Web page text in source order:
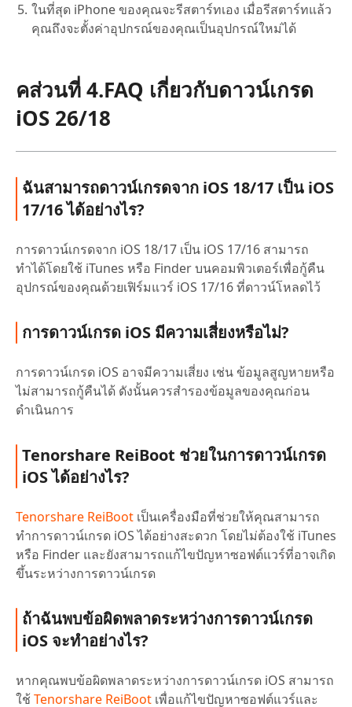
ในที่สุด iPhone ของคุณจะรีสตาร์ทเอง เมื่อรีสตาร์ทแล้ว
คุณถึงจะตั้งค่าอุปกรณ์ของคุณเป็นอุปกรณ์ใหม่ได้
คส่วนที่ 4.FAQ เกี่ยวกับดาวน์เกรด
iOS 26/18
ฉันสามารถดาวน์เกรดจาก iOS 18/17 เป็น iOS
17/16 ได้อย่างไร?
การดาวน์เกรดจาก iOS 18/17 เป็น iOS 17/16 สามารถ
ทำได้โดยใช้ iTunes หรือ Finder บนคอมพิวเตอร์เพื่อกู้คืน
อุปกรณ์ของคุณด้วยเฟิร์มแวร์ iOS 17/16 ที่ดาวน์โหลดไว้
การดาวน์เกรด iOS มีความเสี่ยงหรือไม่?
การดาวน์เกรด iOS อาจมีความเสี่ยง เช่น ข้อมูลสูญหายหรือ
ไม่สามารถกู้คืนได้ ดังนั้นควรสำรองข้อมูลของคุณก่อน
ดำเนินการ
Tenorshare ReiBoot ช่วยในการดาวน์เกรด
iOS ได้อย่างไร?
Tenorshare ReiBoot เป็นเครื่องมือที่ช่วยให้คุณสามารถ
ทำการดาวน์เกรด iOS ได้อย่างสะดวก โดยไม่ต้องใช้ iTunes
หรือ Finder และยังสามารถแก้ไขปัญหาซอฟต์แวร์ที่อาจเกิด
ขึ้นระหว่างการดาวน์เกรด
ถ้าฉันพบข้อผิดพลาดระหว่างการดาวน์เกรด
iOS จะทำอย่างไร?
หากคุณพบข้อผิดพลาดระหว่างการดาวน์เกรด iOS สามารถ
ใช้Tenorshare ReiBoot เพื่อแก้ไขปัญหาซอฟต์แวร์และ